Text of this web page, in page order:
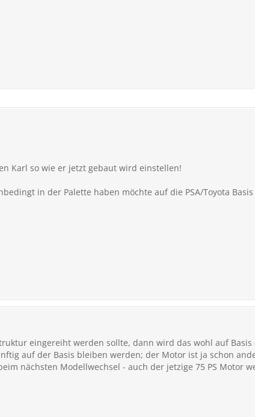
Karl so wie er jetzt gebaut wird einstellen!
in der Palette haben möchte auf die PSA/Toyota Basis
eingereiht werden sollte, dann wird das wohl auf Basis
auf der Basis bleiben werden; der Motor ist ja schon
nächsten Modellwechsel - auch der jetzige 75 PS Motor